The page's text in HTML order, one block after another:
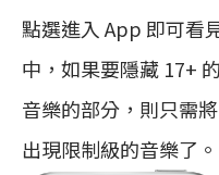
點選進入 App 即可看
中，如果要隱藏 17+
音樂的部分，則只需
出現限制級的音樂了。